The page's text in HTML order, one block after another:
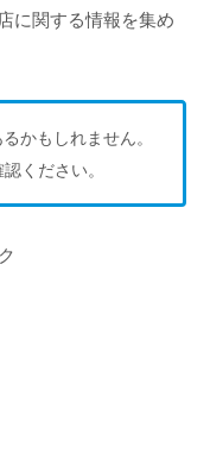
に関する情報を集め
かもしれません。
ください。